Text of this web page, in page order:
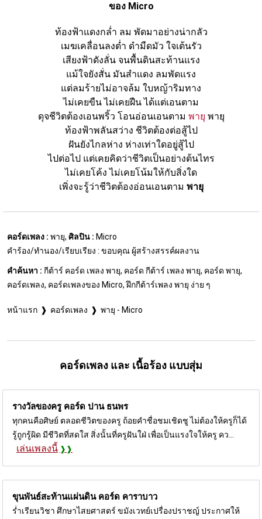
ของ Micro
ท้องฟ้าแดงกล่ำ ลม พัดมาอย่างน่ากลัว
เมฆเคลื่อนลงต่ำ ดำมืดมัว ใจเต้นรัว
เสียงฟ้าดังลั่น จนพื้นดินสะท้านแรง
แม้ใจยังสั่น มันสำแดง ลมพัดแรง
แต่ลมร้ายไม่อาจล้ม ใบหญ้าริมทาง
ไม่เคยขืน ไม่เคยฝืน ได้แต่เอนตาม
ดุจชีวิตต้องเอนพริ้ว โอนอ่อนเอนตาม พายุ พายุ
ท้องฟ้าพลันสว่าง ชีวิตต้องต่อสู้ไป
ฝันยังไกลห่าง ห่างเท่าใดอยู่สู้ไป
ไปต่อไป แต่เคยคิดว่าชีวิตเป็นอย่างต้นไทร
ไม่เคยโค้ง ไม่เคยโน้มให้กับสิ่งใด
เพิ่งจะรู้ว่าชีวิตต้องอ่อนเอนตาม พายุ
คอร์ดเพลง : พายุ, ศิลปิน : Micro
คำร้อง/ทำนอง/เรียบเรียง : ขอบคุณ ผู้สร้างสรรค์ผลงาน
คำค้นหา : กีต้าร์ คอร์ด เพลง พายุ, คอร์ด กีต้าร์ เพลง พายุ, คอร์ด พายุ,
คอร์ดเพลง, คอร์ดเพลงของ Micro, ฝึกกีต้าร์เพลง พายุ ง่าย ๆ
หน้าแรก คอร์ดเพลง พายุ - Micro
คอร์ดเพลง และ เนื้อร้อง แบบสุ่ม
รางวัลของครู คอร์ด ปาน ธนพร
ทุกคนคือศิษย์ ตลอดชีวิตของครู ถ้อยคำชื่อชมเชิดชู ไม่ต้องให้ครูก็ได้
รู้ถูกรู้ผิด มีชีวิตที่สดใส สิ่งนั้นที่ครูฝันใฝ่ เพื่อเป็นแรงใจให้ครู คว...
เล่นเพลงนี้
ขุนพันธ์สะท้านแผ่นดิน คอร์ด คาราบาว
ร่ำเรียนวิชา ศึกษาไสยศาสตร์ ขมังเวทย์เปรื่องปราชญ์ ประกาศให้